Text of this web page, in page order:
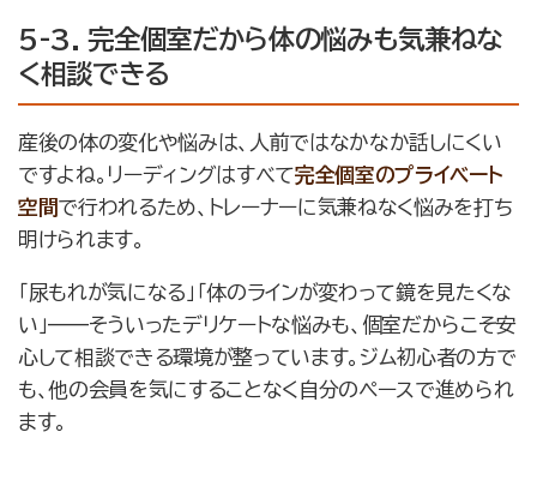
5-3. 完全個室だから体の悩みも気兼ねな
く相談できる
産後の体の変化や悩みは、人前ではなかなか話しにくい
ですよね。リーディングはすべて完全個室のプライベート
空間で行われるため、トレーナーに気兼ねなく悩みを打ち
明けられます。
「尿もれが気になる」「体のラインが変わって鏡を見たくな
い」——そういったデリケートな悩みも、個室だからこそ安
心して相談できる環境が整っています。ジム初心者の方で
も、他の会員を気にすることなく自分のペースで進められ
ます。